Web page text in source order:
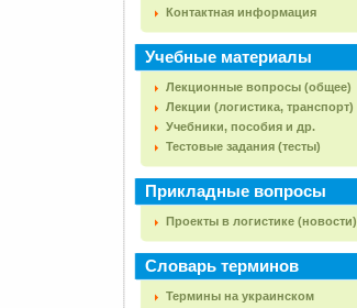
Контактная информация
Учебные материалы
Лекционные вопросы (общее)
Лекции (логистика, транспорт)
Учебники, пособия и др.
Тестовые задания (тесты)
Прикладные вопросы
Проекты в логистике (новости)
Словарь терминов
Термины на украинском